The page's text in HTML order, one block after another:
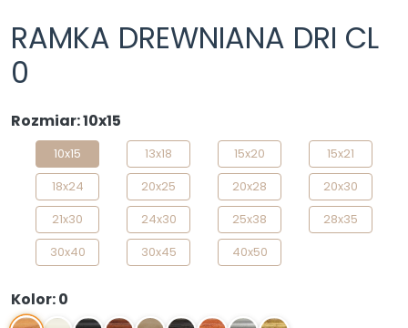
RAMKA DREWNIANA DRI CL
0
Rozmiar: 10x15
10x15 13x18 15x20
15x21
18x24
20x25 20x28
20x30
21x30
24x30 25x38
28x35
30x40
30x45 40x50
Kolor: 0
0 1 2 4 6 22 33 S Z